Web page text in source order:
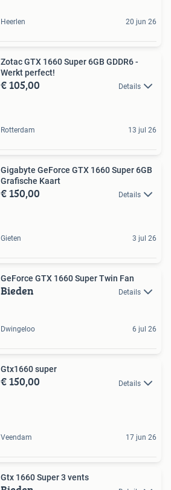
Heerlen 20 jun 26
Zotac GTX 1660 Super 6GB GDDR6 -
Werkt perfect!
€ 105,00 Details
Rotterdam 13 jul 26
Gigabyte GeForce GTX 1660 Super 6GB
Grafische Kaart
€ 150,00 Details
Gieten 3 jul 26
GeForce GTX 1660 Super Twin Fan
Bieden Details
Dwingeloo 6 jul 26
Gtx1660 super
€ 150,00 Details
Veendam 17 jun 26
Gtx 1660 Super 3 vents